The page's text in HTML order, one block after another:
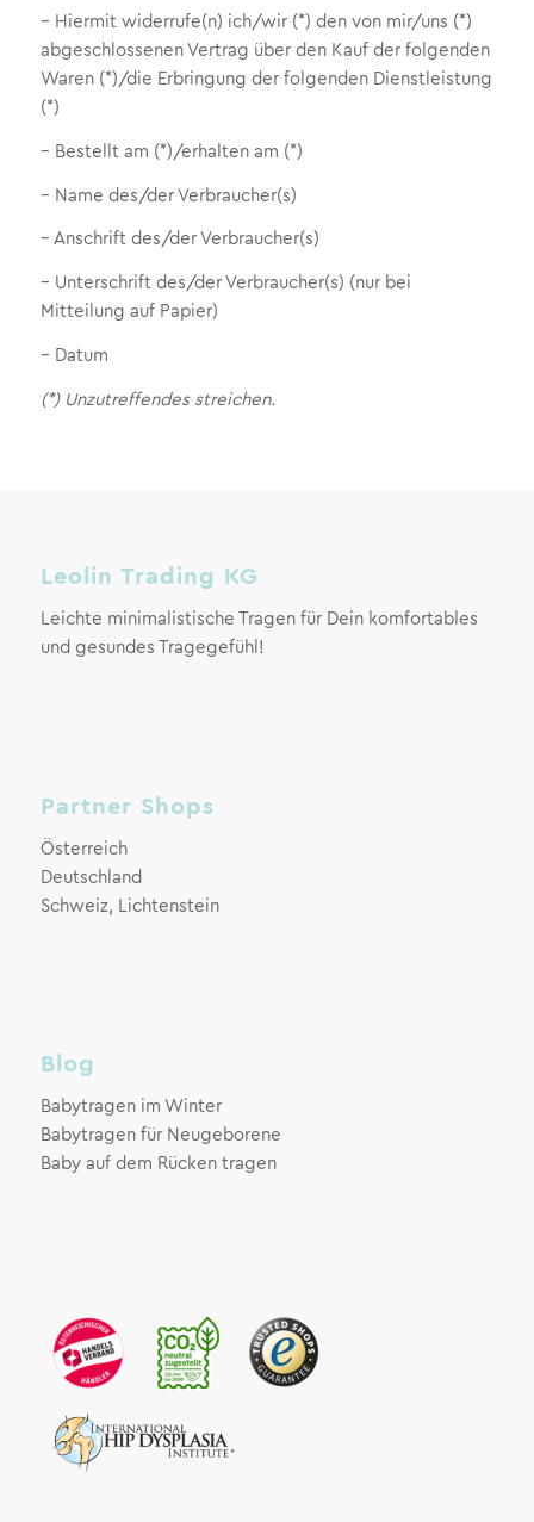
– Hiermit widerrufe(n) ich/wir (*) den von mir/uns (*)
abgeschlossenen Vertrag über den Kauf der folgenden
Waren (*)/die Erbringung der folgenden Dienstleistung
(*)
– Bestellt am (*)/erhalten am (*)
– Name des/der Verbraucher(s)
– Anschrift des/der Verbraucher(s)
– Unterschrift des/der Verbraucher(s) (nur bei
Mitteilung auf Papier)
– Datum
(*) Unzutreffendes streichen.
Leolin Trading KG
Leichte minimalistische Tragen für Dein komfortables
und gesundes Tragegefühl!
Partner Shops
Österreich
Deutschland
Schweiz, Lichtenstein
Blog
Babytragen im Winter
Babytragen für Neugeborene
Baby auf dem Rücken tragen